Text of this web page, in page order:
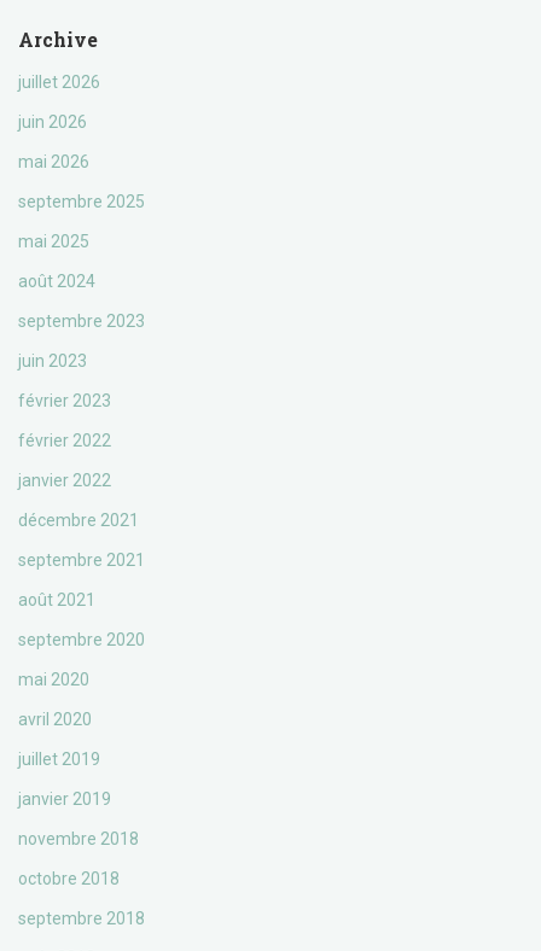
Archive
juillet 2026
juin 2026
mai 2026
septembre 2025
mai 2025
août 2024
septembre 2023
juin 2023
février 2023
février 2022
janvier 2022
décembre 2021
septembre 2021
août 2021
septembre 2020
mai 2020
avril 2020
juillet 2019
janvier 2019
novembre 2018
octobre 2018
septembre 2018